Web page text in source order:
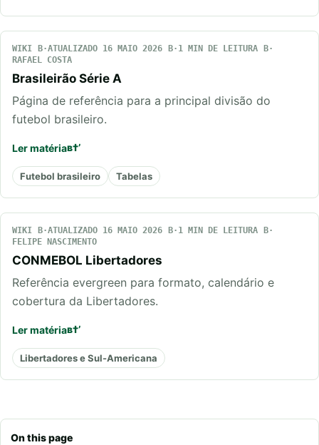
On this page
WIKI ATUALIZADO 16 MAIO 2026
1 MIN DE LEITURA
RAFAEL COSTA
Brasileirão Série A
Página de referência para a principal divisão do
futebol brasileiro.
Ler matéria
Futebol brasileiro Tabelas
WIKI ATUALIZADO 16 MAIO 2026
1 MIN DE LEITURA
FELIPE NASCIMENTO
CONMEBOL Libertadores
Referência evergreen para formato, calendário e
cobertura da Libertadores.
Ler matéria
Libertadores e Sul-Americana